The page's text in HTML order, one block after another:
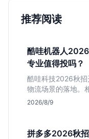
推荐阅读
酷哇机器人
专业值得投吗？
酷哇科技2026秋
物流场景的落地。
晰，现金流相对健
2026/8/9
拼多多2026秋